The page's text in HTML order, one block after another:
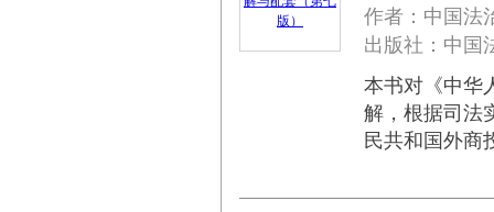
作者：中国法
出版社：中
本书对《中华
解，根据司法
民共和国外商